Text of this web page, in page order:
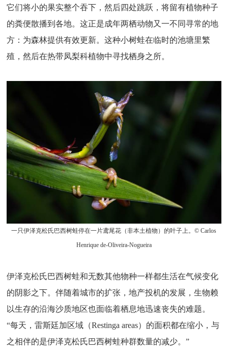
它们将小的果实整个吞下，然后四处跳跃，将留有植物种子
的粪便散播到各地。这正是成年两栖动物又一不同寻常的地
方：为森林提供有效更新。这种小树蛙在临时的池塘里繁
殖，然后在热带凤梨科植物中寻找栖身之所。
一只伊泽克松氏巴西树蛙停在一片鸢尾花（非本土植物）的叶子上。© Carlos
Henrique de-Oliveira-Nogueira
伊泽克松氏巴西树蛙和无数其他物种一样都生活在气候变化
的阴影之下。伴随着城市的扩张，地产投机的发展，生物赖
以生存的沿海沙质地区也面临着栖息地迅速丧失的难题。
“每天，雷斯廷加区域（Restinga areas）的面积都在缩小，与
之相伴的是伊泽克松氏巴西树蛙种群数量的减少。”